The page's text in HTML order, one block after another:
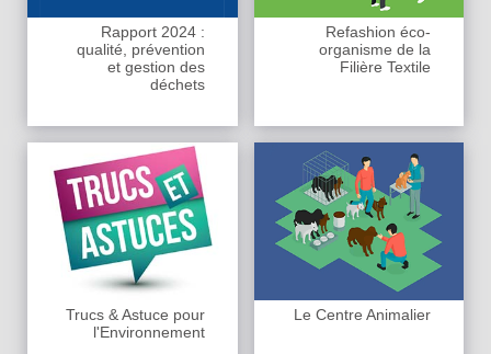
Rapport 2024 :
qualité, prévention
et gestion des
déchets
Refashion éco-
organisme de la
Filière Textile
Trucs & Astuce pour
l'Environnement
Le Centre Animalier